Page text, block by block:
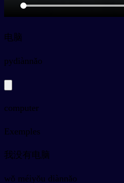
电脑
pydiànnǎo
computer
Exemples
我没有电脑
wǒ méiyǒu diànnǎo